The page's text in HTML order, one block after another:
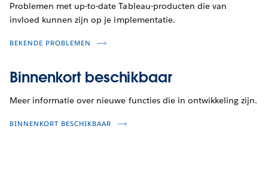
Problemen met up-to-date Tableau-producten die van
invloed kunnen zijn op je implementatie.
BEKENDE PROBLEMEN
Binnenkort beschikbaar
Meer informatie over nieuwe functies die in ontwikkeling zijn.
BINNENKORT BESCHIKBAAR